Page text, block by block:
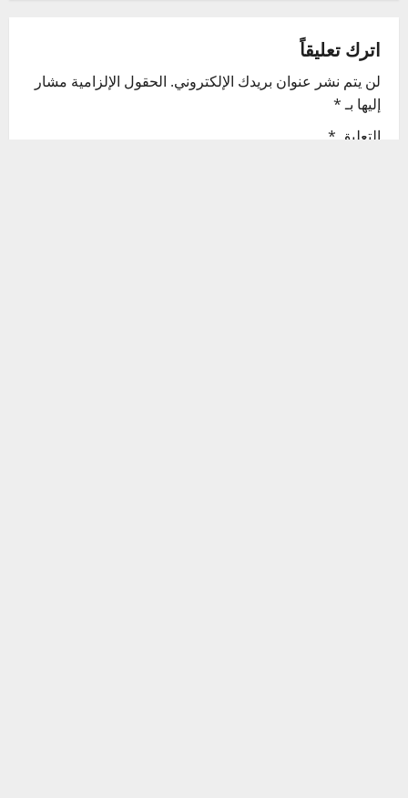
v
i
g
اترك تعليقاً
لن يتم نشر عنوان بريدك الإلكتروني. الحقول الإلزامية مشار
إليها بـ*
التعليق *